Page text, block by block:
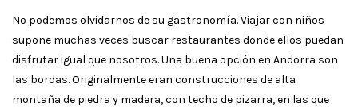
No podemos olvidarnos de su gastronomía. Viajar con niños
supone muchas veces buscar restaurantes donde ellos puedan
disfrutar igual que nosotros. Una buena opción en Andorra son
las bordas. Originalmente eran construcciones de alta
montaña de piedra y madera, con techo de pizarra, en las que